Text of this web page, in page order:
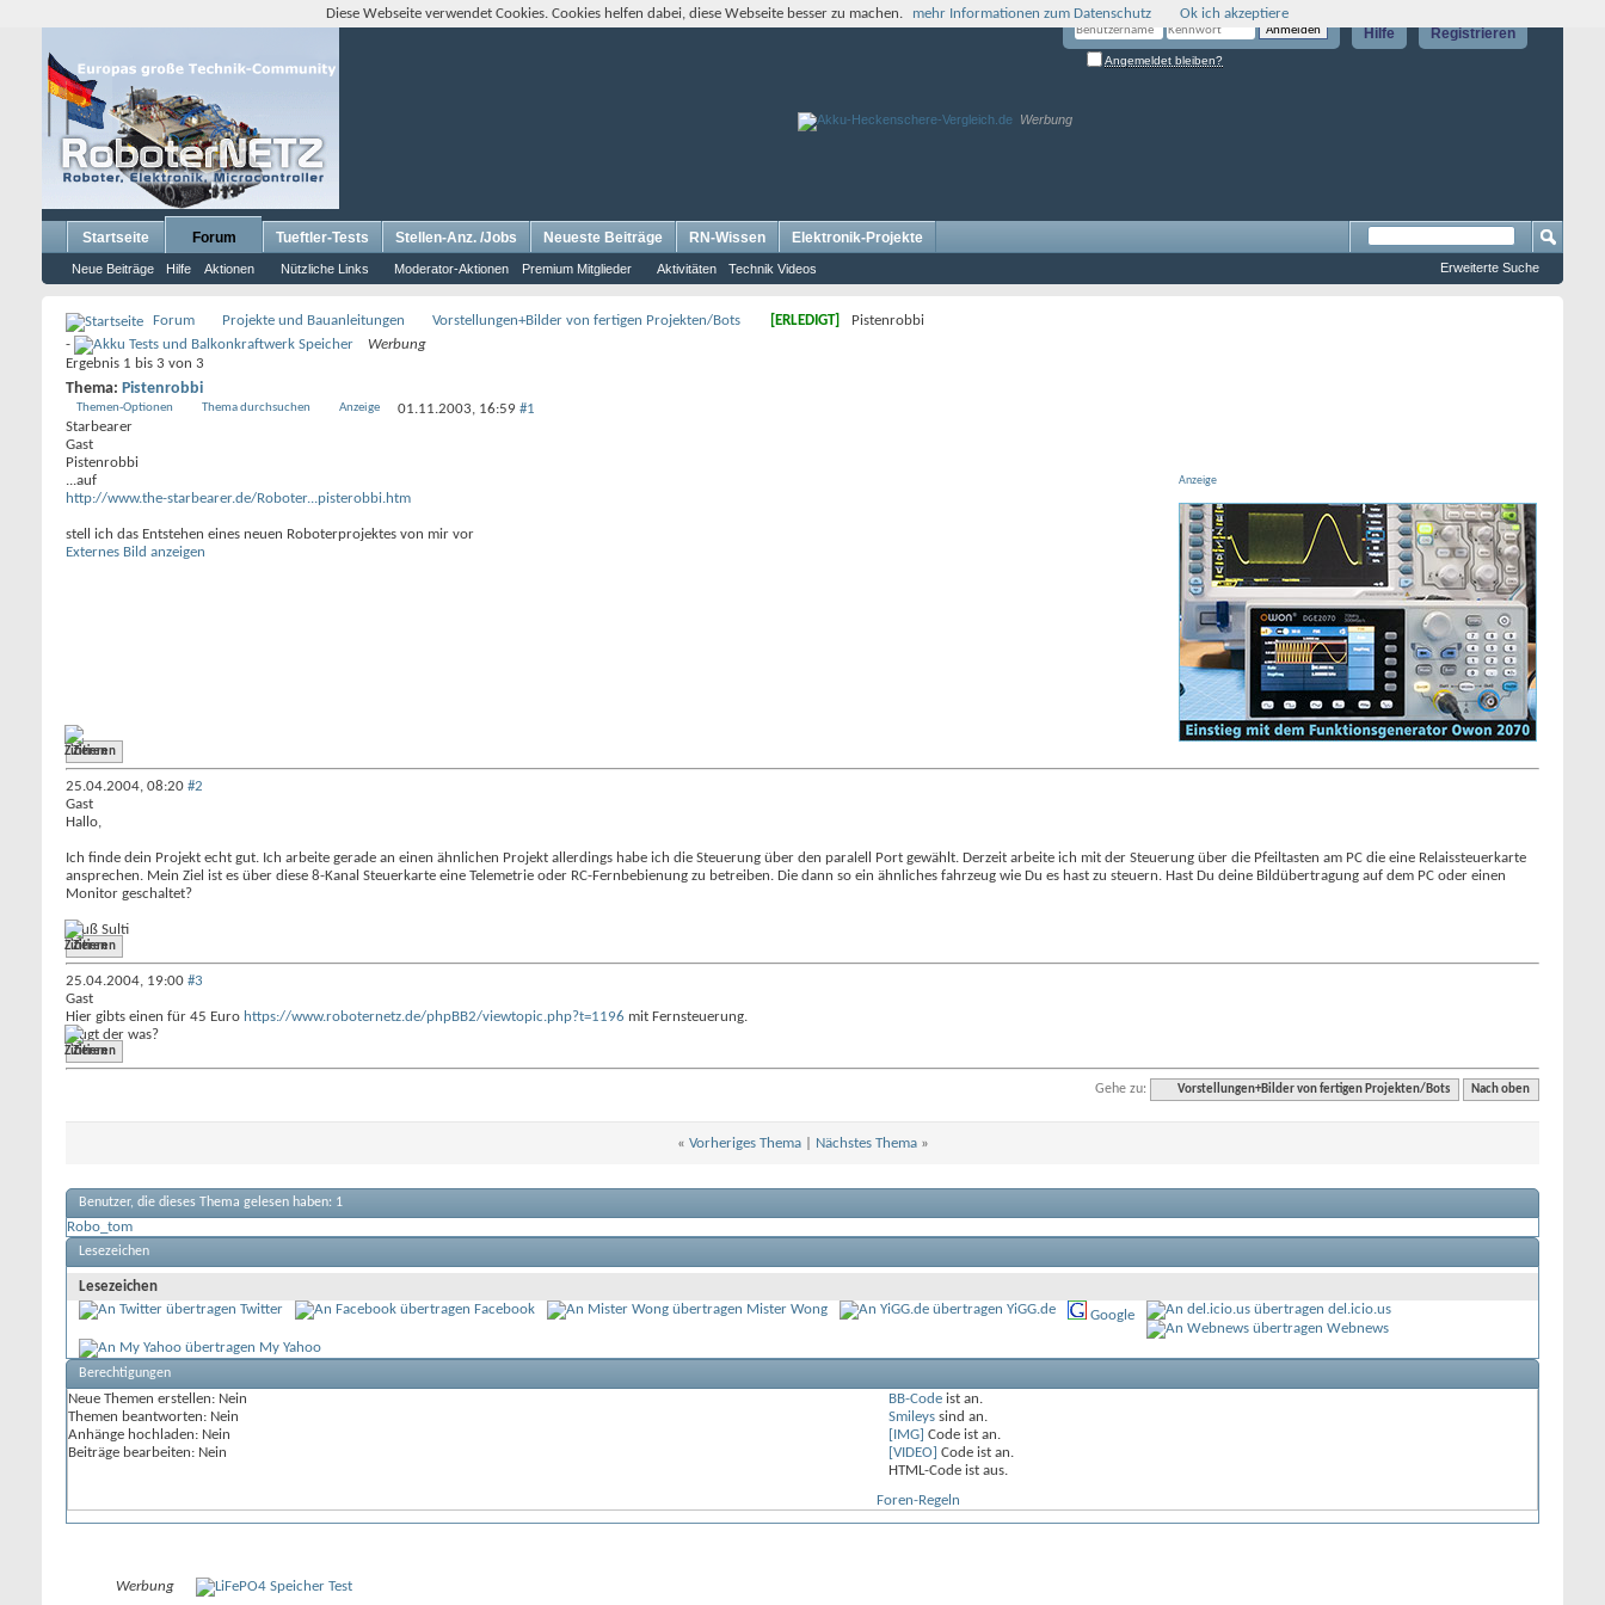
Registrieren
Hilfe
Angemeldet bleiben?
Werbung
Startseite Forum
Neue Beiträge Hilfe Aktionen Nützliche Links Moderator-Aktionen Premium Mitglieder Aktivitäten Technik Videos
Tueftler-Tests Stellen-Anz. /Jobs Neueste Beiträge RN-Wissen Elektronik-Projekte
Erweiterte Suche
Forum Projekte und Bauanleitungen Vorstellungen+Bilder von fertigen Projekten/Bots [ERLEDIGT]
Pistenrobbi
-
Werbung
Ergebnis 1 bis 3 von 3
Thema: Pistenrobbi
Themen-Optionen Thema durchsuchen Anzeige 01.11.2003, 16:59 #1
Starbearer
Gast
Pistenrobbi
Anzeige
...auf
http://www.the-starbearer.de/Roboter...pisterobbi.htm
stell ich das Entstehen eines neuen Roboterprojektes von mir vor
Externes Bild anzeigen
Zitieren
25.04.2004, 08:20 #2
Gast
Hallo,
Ich finde dein Projekt echt gut. Ich arbeite gerade an einen ähnlichen Projekt allerdings habe ich die Steuerung über den paralell Port gewählt. Derzeit arbeite ich mit der Steuerung über die Pfeiltasten am PC die eine Relaissteuerkarte
ansprechen. Mein Ziel ist es über diese 8-Kanal Steuerkarte eine Telemetrie oder RC-Fernbebienung zu betreiben. Die dann so ein ähnliches fahrzeug wie Du es hast zu steuern. Hast Du deine Bildübertragung auf dem PC oder einen
Monitor geschaltet?
Gruß Sulti
Zitieren
25.04.2004, 19:00 #3
Gast
Hier gibts einen für 45 Euro https://www.roboternetz.de/phpBB2/viewtopic.php?t=1196 mit Fernsteuerung.
Taugt der was?
Zitieren
Gehe zu: Vorstellungen+Bilder von fertigen Projekten/Bots Nach oben
« Vorheriges Thema| Nächstes Thema »
Benutzer, die dieses Thema gelesen haben: 1
Robo_tom
Lesezeichen
Lesezeichen
Twitter
Facebook Mister Wong YiGG.de Google
del.icio.us
Webnews
My Yahoo
Berechtigungen
Neue Themen erstellen: Nein
Themen beantworten: Nein
Anhänge hochladen: Nein
Beiträge bearbeiten: Nein
BB-Codeist an.
Smileyssind an.
[IMG] Code ist an.
[VIDEO] Code ist an.
HTML-Code ist aus.
Foren-Regeln
Werbung
Diese Webseite verwendet Cookies. Cookies helfen dabei, diese Webseite besser zu machen. mehr Informationen zum Datenschutz Ok ich akzeptiere